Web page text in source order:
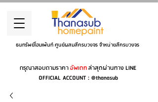
ธนทรัพย์โฮมเพ้นท์ ศูนย์ผสมสีครบวงจร จำหน่ายสีครบวงจร
กรุณาสอบถามราคาอัพเดทล่าสุดผ่านทาง LINE
OFFICIAL ACCOUNT : @thanasub